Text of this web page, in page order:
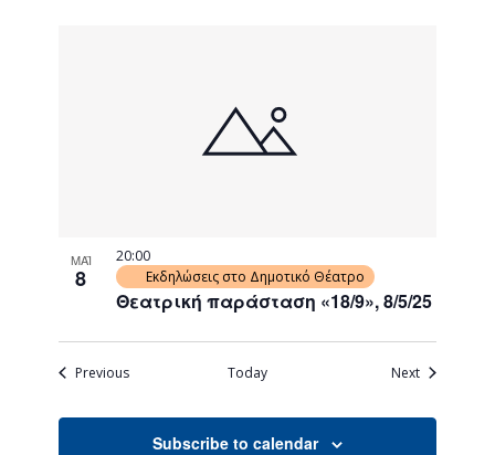
ΜΑΪ
8
Θεατρική παράσταση «18/9», 8/5/25
20:00
Εκδηλώσεις στο Δημοτικό Θέατρο
PreviousEvents Today NextEvents
Subscribe to calendar